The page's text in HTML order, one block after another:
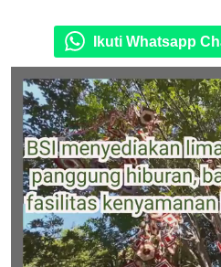
Ikuti Whatsapp